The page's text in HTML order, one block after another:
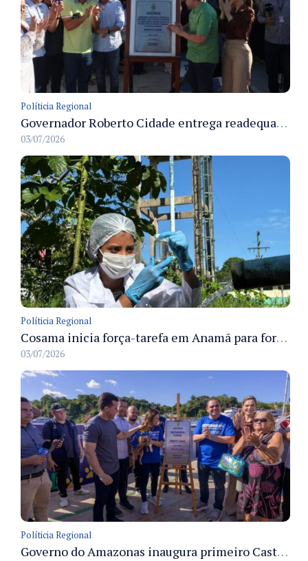
Políticia Regional
Governador Roberto Cidade entrega readequação do ambulatório da FCecon e amplia capacidade de atendimento oncológico em Manaus
03/07/2026
Políticia Regional
Cosama inicia força-tarefa em Anamã para fortalecer abastecimento de água e segurança hídrica da população
03/07/2026
Políticia Regional
Governo do Amazonas inaugura primeiro Castramóvel Fluvial para atendimento veterinário às comunidades ribeirinhas e castração gratuita